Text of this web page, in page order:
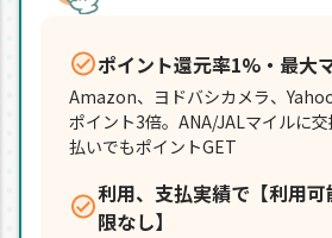
ポイント還元率1%・最大
Amazon、ヨドバシカメラ、
ポイント3倍。ANA/JALマイルに
払いでもポイントGET
利用、支払実績で【利用
限なし】